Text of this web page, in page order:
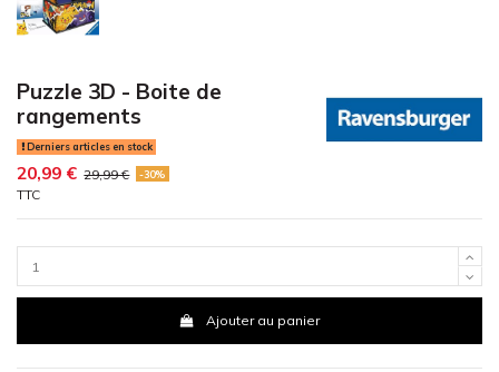
Puzzle 3D - Boite de
rangements
Derniers articles en stock
20,99 € 29,99 € -30%
TTC
Ajouter au panier